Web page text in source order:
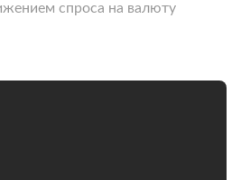
спроса на валюту